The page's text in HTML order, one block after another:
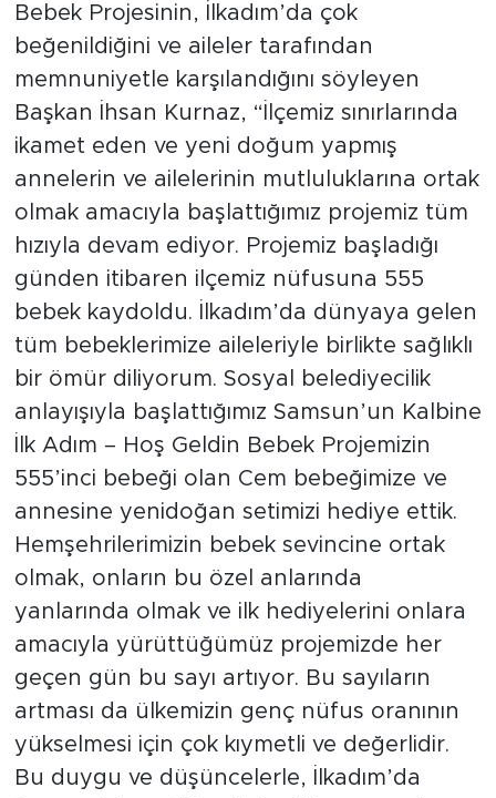
Bebek Projesinin, İlkadım’da çok
beğenildiğini ve aileler tarafından
memnuniyetle karşılandığını söyleyen
Başkan İhsan Kurnaz, “İlçemiz sınırlarında
ikamet eden ve yeni doğum yapmış
annelerin ve ailelerinin mutluluklarına ortak
olmak amacıyla başlattığımız projemiz tüm
hızıyla devam ediyor. Projemiz başladığı
günden itibaren ilçemiz nüfusuna 555
bebek kaydoldu. İlkadım’da dünyaya gelen
tüm bebeklerimize aileleriyle birlikte sağlıklı
bir ömür diliyorum. Sosyal belediyecilik
anlayışıyla başlattığımız Samsun’un Kalbine
İlk Adım – Hoş Geldin Bebek Projemizin
555’inci bebeği olan Cem bebeğimize ve
annesine yenidoğan setimizi hediye ettik.
Hemşehrilerimizin bebek sevincine ortak
olmak, onların bu özel anlarında
yanlarında olmak ve ilk hediyelerini onlara
amacıyla yürüttüğümüz projemizde her
geçen gün bu sayı artıyor. Bu sayıların
artması da ülkemizin genç nüfus oranının
yükselmesi için çok kıymetli ve değerlidir.
Bu duygu ve düşüncelerle, İlkadım’da